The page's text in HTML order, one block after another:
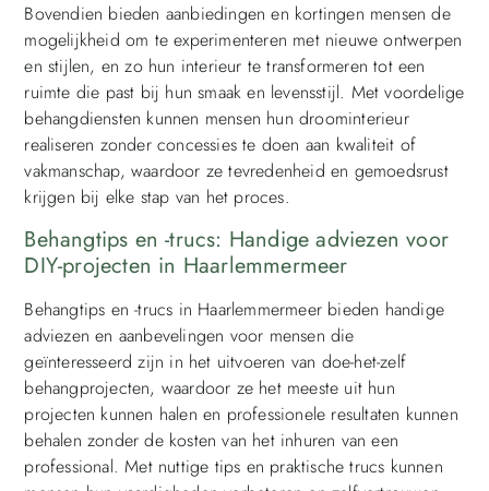
Bovendien bieden aanbiedingen en kortingen mensen de
mogelijkheid om te experimenteren met nieuwe ontwerpen
en stijlen, en zo hun interieur te transformeren tot een
ruimte die past bij hun smaak en levensstijl. Met voordelige
behangdiensten kunnen mensen hun droominterieur
realiseren zonder concessies te doen aan kwaliteit of
vakmanschap, waardoor ze tevredenheid en gemoedsrust
krijgen bij elke stap van het proces.
Behangtips en -trucs: Handige adviezen voor
DIY-projecten in Haarlemmermeer
Behangtips en -trucs in Haarlemmermeer bieden handige
adviezen en aanbevelingen voor mensen die
geïnteresseerd zijn in het uitvoeren van doe-het-zelf
behangprojecten, waardoor ze het meeste uit hun
projecten kunnen halen en professionele resultaten kunnen
behalen zonder de kosten van het inhuren van een
professional. Met nuttige tips en praktische trucs kunnen